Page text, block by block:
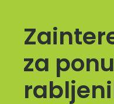
za